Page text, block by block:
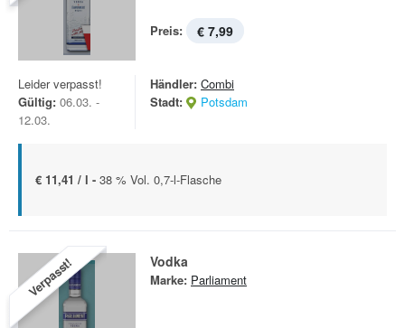
Preis: € 7,99
Leider verpasst!
Gültig: 06.03. -
12.03.
Händler: Combi
Stadt:
Potsdam
€ 11,41 / l - 38 % Vol. 0,7-l-Flasche
Verpasst! Vodka
Marke: Parliament